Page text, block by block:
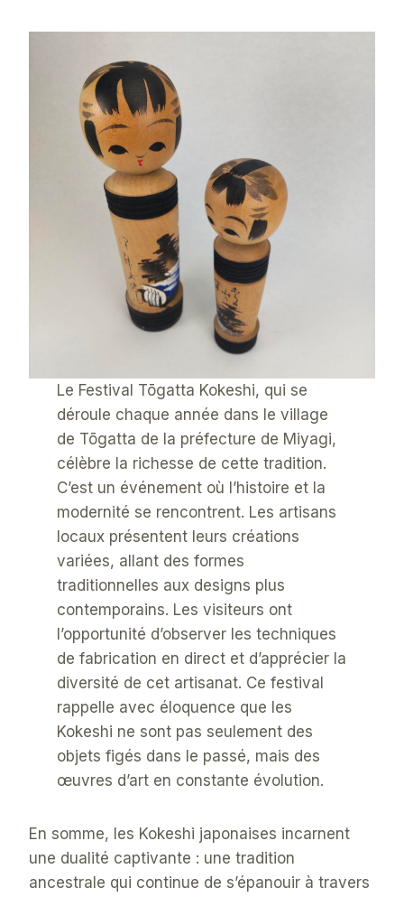
Le Festival Tōgatta Kokeshi, qui se
déroule chaque année dans le village
de Tōgatta de la préfecture de Miyagi,
célèbre la richesse de cette tradition.
C’est un événement où l’histoire et la
modernité se rencontrent. Les artisans
locaux présentent leurs créations
variées, allant des formes
traditionnelles aux designs plus
contemporains. Les visiteurs ont
l’opportunité d’observer les techniques
de fabrication en direct et d’apprécier la
diversité de cet artisanat. Ce festival
rappelle avec éloquence que les
Kokeshi ne sont pas seulement des
objets figés dans le passé, mais des
œuvres d’art en constante évolution.
En somme, les Kokeshi japonaises incarnent
une dualité captivante : une tradition
ancestrale qui continue de s’épanouir à travers